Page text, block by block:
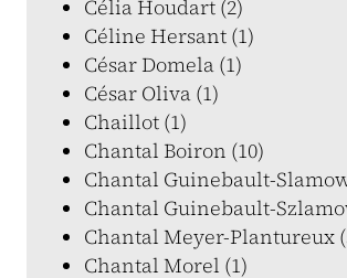
Célia Houdart (2)
Céline Hersant (1)
César Domela (1)
César Oliva (1)
Chaillot (1)
Chantal Boiron (10)
Chantal Guinebault-
Chantal Guinebault-
Chantal Meyer-Plantureux
Chantal Morel (1)